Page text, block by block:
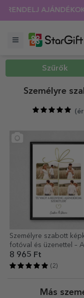
🌴 AKÁR 40%-OS
Szűrők
Személyre
(
Személyre szabott
fotóval és üzenettel – A
tökéletes ajándék
8 965 Ft
(2)
Más